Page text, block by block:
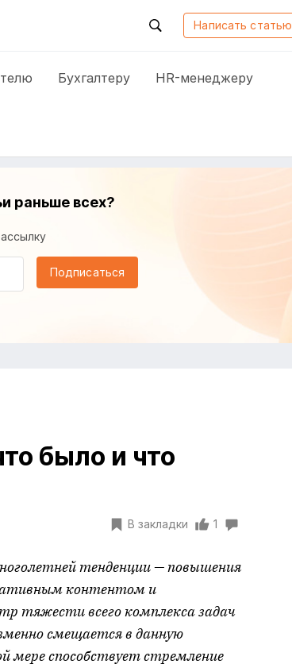
Написать статью
Бухгалтеру HR-менеджеру
раньше всех?
Подписаться
было и что
В закладки 1
тенденции — повышения
контентом и
тяжести всего комплекса задач
смещается в данную
мере способствует стремление